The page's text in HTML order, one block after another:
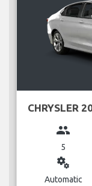
CHRYSLER
group
5
miscellaneous_services
Automatic